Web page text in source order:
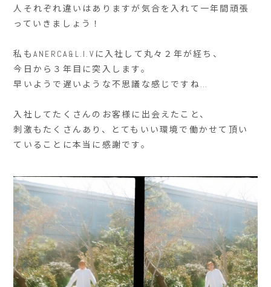
人それぞれ違いはありますが気合を入れて一年間頑張
っていきましょう！
私もANERCA&L.I.Vに入社して丸々２年が経ち、
今日から３年目に突入します。
早いようで遅いような不思議な感じですね…
入社してたくさんのお客様に出会えたこと、
刺激もたくさんあり、とてもいい環境で働かせて頂い
ていることに本当に感謝です。